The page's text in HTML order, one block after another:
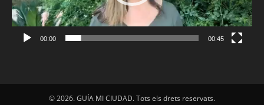
00:00 00:45
© 2026. GUÍA MI CIUDAD. Tots els drets reservats.